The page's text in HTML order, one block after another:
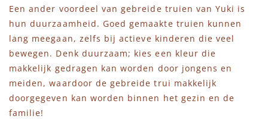
Een ander voordeel van gebreide truien van Yuki is
hun duurzaamheid. Goed gemaakte truien kunnen
lang meegaan, zelfs bij actieve kinderen die veel
bewegen. Denk duurzaam; kies een kleur die
makkelijk gedragen kan worden door jongens en
meiden, waardoor de gebreide trui makkelijk
doorgegeven kan worden binnen het gezin en de
familie!